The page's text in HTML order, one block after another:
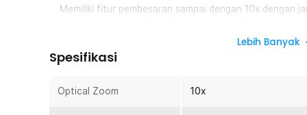
Memiliki fitur pembesaran sampai dengan 10x dengan
Hasil Penglihatan Jernih dan Jelas
sangat jernih dan jelas. Lensa ini juga sudah sering
Lebih Banyak
Spesifikasi
Optical Zoom 10x